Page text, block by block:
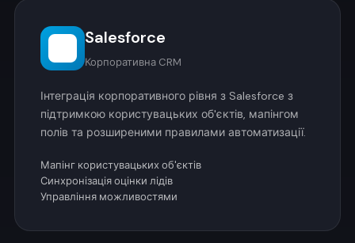
Salesforce
Корпоративна CRM
Інтеграція корпоративного рівня з Salesforce з
підтримкою користувацьких об'єктів, мапінгом
полів та розширеними правилами автоматизації.
Мапінг користувацьких об'єктів
Синхронізація оцінки лідів
Управління можливостями